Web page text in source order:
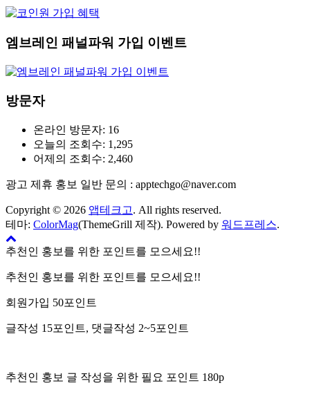
엠브레인 패널파워 가입 이벤트
방문자
온라인 방문자: 16
오늘의 조회수: 1,295
어제의 조회수: 2,460
광고 제휴 홍보 일반 문의 : apptechgo@naver.com
Copyright © 2026 앱테크고. All rights reserved.
테마: ColorMag(ThemeGrill 제작). Powered by 워드프레스.
추천인 홍보를 위한 포인트를 모으세요!!
추천인 홍보를 위한 포인트를 모으세요!!
회원가입 50포인트
글작성 15포인트, 댓글작성 2~5포인트
추천인 홍보 글 작성을 위한 필요 포인트 180p